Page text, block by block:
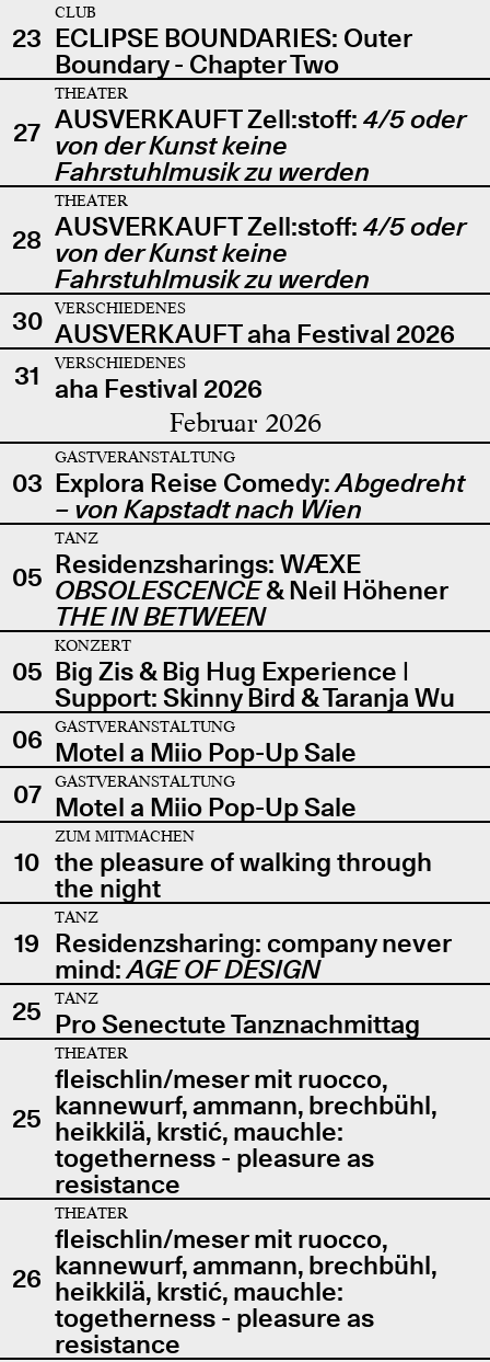
23
CLUB
ECLIPSE BOUNDARIES: Outer
Boundary - Chapter Two
27
THEATER
AUSVERKAUFT Zell:stoff: 4/5 oder
von der Kunst keine
Fahrstuhlmusik zu werden
28
THEATER
AUSVERKAUFT Zell:stoff: 4/5 oder
von der Kunst keine
Fahrstuhlmusik zu werden
30
VERSCHIEDENES
AUSVERKAUFT aha Festival 2026
31
VERSCHIEDENES
aha Festival 2026
Februar 2026
03
GASTVERANSTALTUNG
Explora Reise Comedy:Abgedreht
– von Kapstadt nach Wien
05
TANZ
Residenzsharings: WÆXE
OBSOLESCENCE& Neil Höhener
THE IN BETWEEN
05
KONZERT
Big Zis & Big Hug Experience |
Support: Skinny Bird & Taranja Wu
06
GASTVERANSTALTUNG
Motel a Miio Pop-Up Sale
07
GASTVERANSTALTUNG
Motel a Miio Pop-Up Sale
10
ZUM MITMACHEN
the pleasure of walking through
the night
19
TANZ
Residenzsharing: company never
mind:AGE OF DESIGN
25
TANZ
Pro Senectute Tanznachmittag
25
THEATER
fleischlin/meser mit ruocco,
kannewurf, ammann, brechbühl,
heikkilä, krstić, mauchle:
togetherness - pleasure as
resistance
26
THEATER
fleischlin/meser mit ruocco,
kannewurf, ammann, brechbühl,
heikkilä, krstić, mauchle:
togetherness - pleasure as
resistance